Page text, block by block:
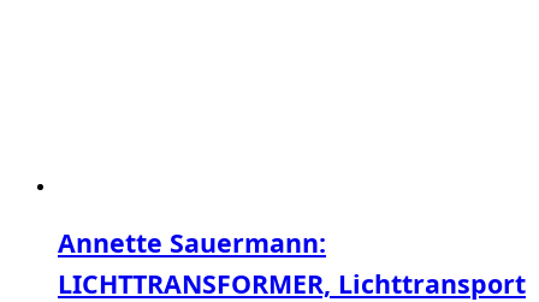
Annette Sauermann:
LICHTTRANSFORMER, Lichttransport